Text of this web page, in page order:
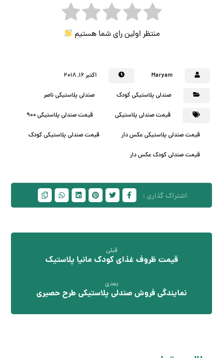
منتظر اولین رای شما هستیم
Maryam اکتبر ۱۶, ۲۰۱۸
صندلی پلاستیکی کودک صندلی پلاستیکی ناصر
قیمت صندلی پلاستیکی قیمت صندلی پلاستیکی 900
قیمت صندلی پلاستیکی عکس دار قیمت صندلی پلاستیکی کودک
قیمت صندلی کودک عکس دار
قبلی
قیمت ظروف غذای کودک مانیا پلاستیک
بعدی
نمایندگی فروش صندلی پلاستیکی طرح حصیری